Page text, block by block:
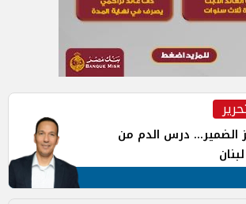
الضمير... درس الدم من